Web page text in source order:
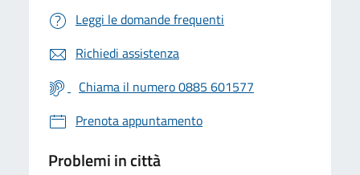
Leggi le domande frequenti
Richiedi assistenza
Chiama il numero 0885 601577
Prenota appuntamento
Problemi in città